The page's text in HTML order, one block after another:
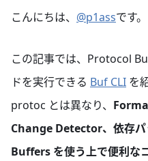
こんにちは、 @p1assです。
この記事では、Protocol
ドを実行できる Buf CLI を
protoc とは異なり、
Change Detector、依存
Buffers を使う上で便利な